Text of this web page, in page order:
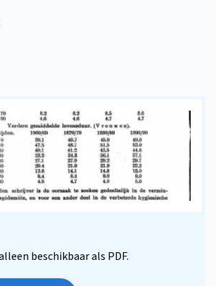
beschikbaar als PDF.